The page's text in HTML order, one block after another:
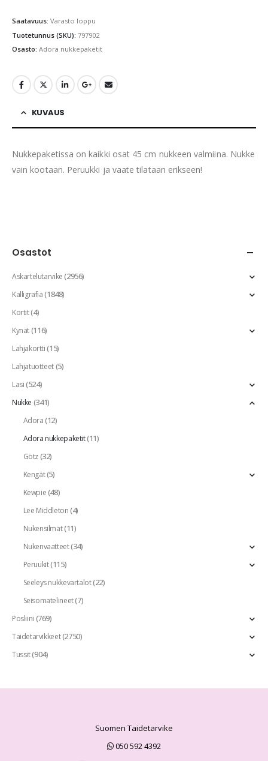
Saatavuus: Varasto loppu
Tuotetunnus (SKU): 797902
Osasto: Adora nukkepaketit
KUVAUS
Nukkepaketissa on kaikki osat 45 cm nukkeen valmiina. Nukke
vain kootaan. Peruukki ja vaate tilataan erikseen!
Osastot
Askartelutarvike(2956)
Kalligrafia(1848)
Kortit(4)
Kynät(116)
Lahjakortti(15)
Lahjatuotteet(5)
Lasi(524)
Nukke (341)
Adora(12)
Adora nukkepaketit(11)
Götz(32)
Kengät(5)
Kewpie(48)
Lee Middleton(4)
Nukensilmät(11)
Nukenvaatteet(34)
Peruukit(115)
Seeleys nukkevartalot(22)
Seisomatelineet(7)
Posliini (769)
Taidetarvikkeet(2750)
Tussit(904)
Suomen Taidetarvike
050 592 4392